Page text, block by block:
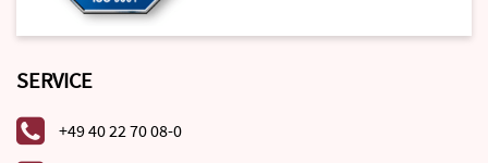
SERVICE
+49 40 22 70 08-0